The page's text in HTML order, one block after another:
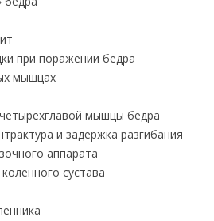
при поражении бедра
мышцах
мышцы бедра
и задержка разгибания
аппарата
сустава